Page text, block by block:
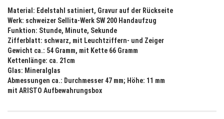
Material: Edelstahl satiniert, Gravur auf der Rückseite
Werk: schweizer Sellita-Werk SW 200 Handaufzug
Funktion: Stunde, Minute, Sekunde
Zifferblatt: schwarz, mit Leuchtziffern- und Zeiger
Gewicht ca.: 54 Gramm, mit Kette 66 Gramm
Kettenlänge: ca. 21cm
Glas: Mineralglas
Abmessungen ca.: Durchmesser 47 mm; Höhe: 11 mm
mit ARISTO Aufbewahrungsbox